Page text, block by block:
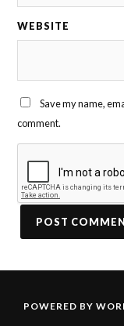
WEBSITE
Save my name,
comment.
POWERED BY